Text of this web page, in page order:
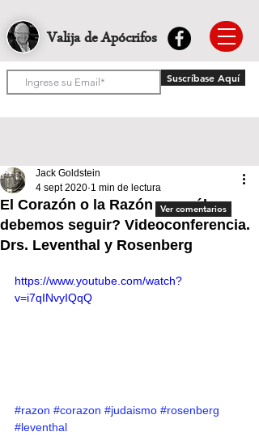
Valija de Apócrifos
Suscríbase Aquí
El Corazón o la Razón ¿a cuál
debemos seguir? Videoconferencia.
Drs. Leventhal y Rosenberg
Jack Goldstein
4 sept 2020 1 min de lectura
https://www.youtube.com/watch?
v=i7qINvyIQqQ
#razon #corazon #judaismo #rosenberg
#leventhal
Ver comentarios